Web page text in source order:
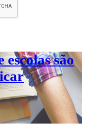
escolas são